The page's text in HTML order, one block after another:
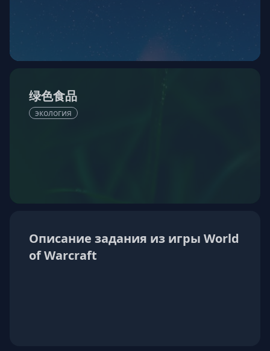
绿色食品
экология
Описание задания из игры World
of Warcraft